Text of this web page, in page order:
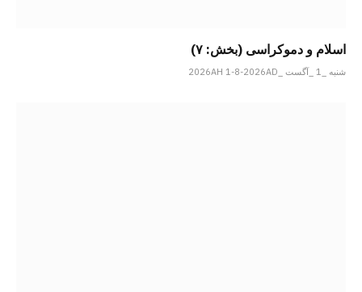
اسلام و دموکراسی (بخش: ۷)
شنبه _1 _آگست _2026AH 1-8-2026AD